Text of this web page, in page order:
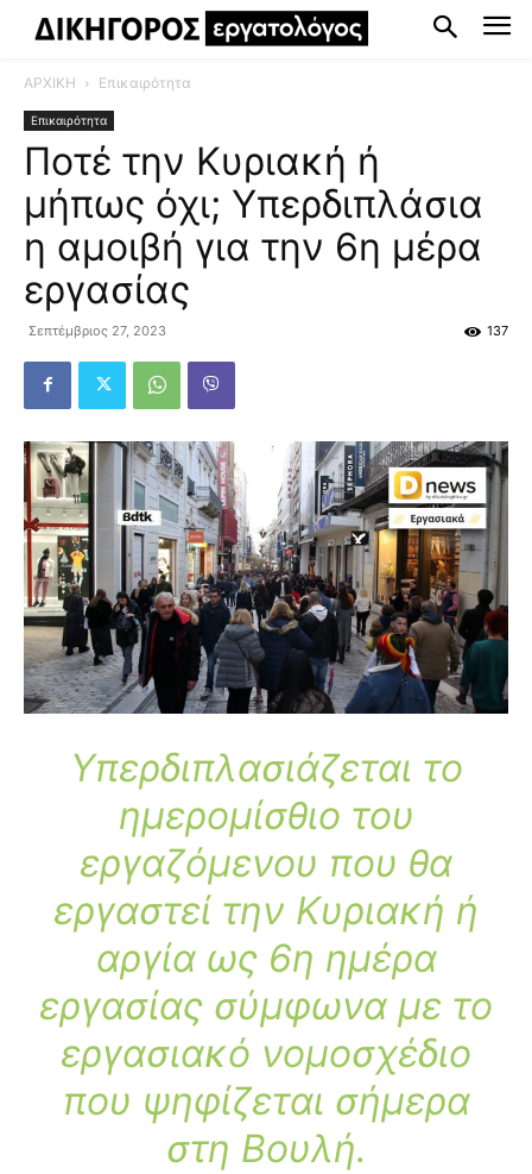
ΑΡΧΙΚΗ Επικαιρότητα
Επικαιρότητα
Ποτέ την Κυριακή ή
μήπως όχι; Υπερδιπλάσια
η αμοιβή για την 6η μέρα
εργασίας
Σεπτέμβριος 27, 2023 137
Υπερδιπλασιάζεται το
ημερομίσθιο του
εργαζόμενου που θα
εργαστεί την Κυριακή ή
αργία ως 6η ημέρα
εργασίας σύμφωνα με το
εργασιακό νομοσχέδιο
που ψηφίζεται σήμερα
στη Βουλή.